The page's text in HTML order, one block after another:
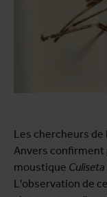
Les chercheurs
Anvers confirment
moustique
L'observation de